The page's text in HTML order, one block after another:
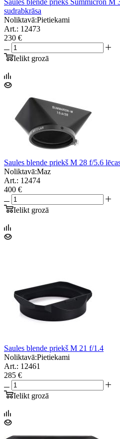
sudrabkrāsa
Noliktavā:Pietiekami
Art.: 12473
230 €
Ielikt grozā
Saules blende priekš M 28 f/5.6
Noliktavā:Maz
Art.: 12474
400 €
Ielikt grozā
Saules blende priekš M 21 f/1.4
Noliktavā:Pietiekami
Art.: 12461
285 €
Ielikt grozā